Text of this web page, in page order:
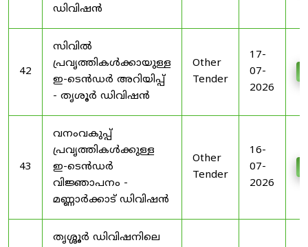
ഡിവിഷൻ
42
സിവിൽ
പ്രവൃത്തികൾക്കായുള്ള
ഇ-ടെൻഡർ അറിയിപ്പ്
- തൃശൂർ ഡിവിഷൻ
Other
Tender
17-
07-
2026
43
വനംവകുപ്പ്
പ്രവൃത്തികൾക്കുള്ള
ഇ-ടെൻഡർ
വിജ്ഞാപനം -
മണ്ണാർക്കാട് ഡിവിഷൻ
Other
Tender
16-
07-
2026
തൃശ്ശൂർ ഡിവിഷനിലെ